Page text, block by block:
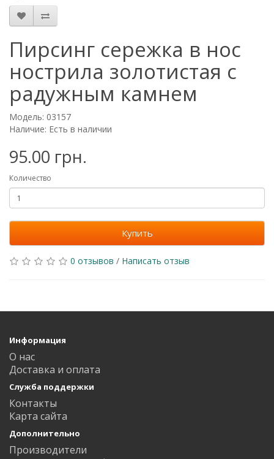
Пирсинг сережка в нос
нострила золотистая с
радужным камнем
Модель: 03157
Наличие: Есть в наличии
95.00 грн.
Количество
Купить
0 отзывов / Написать отзыв
Информация
О нас
Доставка и оплата
Служба поддержки
Контакты
Карта сайта
Дополнительно
Производители